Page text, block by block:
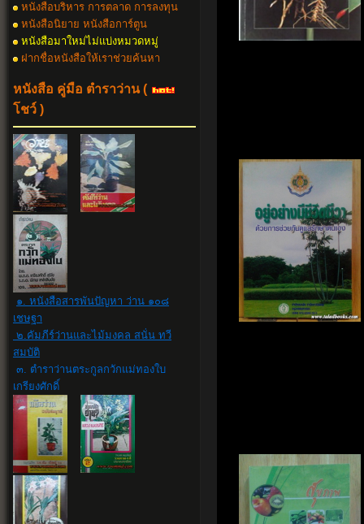
หนังสือบริหาร การตลาด การลงทุน
หนังสือนิยาย หนังสือการ์ตูน
หนังสือมาใหม่ไม่แบ่งหมวดหมู่
ฝากชื่อหนังสือให้เราช่วยค้นหา
หนังสือ คู่มือ ตำราว่าน(
โชว์ )
๑. หนังสือสารพันปัญหา ว่าน ๑๐๘
เชษฐา
๒.คัมภีร์ว่านและไม้มงคล สนั่น ทวี
สมบัติ
๓. ตำราว่านตระกูลกวักแม่ทองใบ
เกรียงศักดิ์